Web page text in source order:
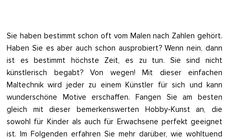
Sie haben bestimmt schon oft vom Malen nach Zahlen gehört.
Haben Sie es aber auch schon ausprobiert? Wenn nein, dann
ist es bestimmt höchste Zeit, es zu tun. Sie sind nicht
künstlerisch begabt? Von wegen! Mit dieser einfachen
Maltechnik wird jeder zu einem Künstler für sich und kann
wunderschöne Motive erschaffen. Fangen Sie am besten
gleich mit dieser bemerkenswerten Hobby-Kunst an, die
sowohl für Kinder als auch für Erwachsene perfekt geeignet
ist. Im Folgenden erfahren Sie mehr darüber, wie wohltuend